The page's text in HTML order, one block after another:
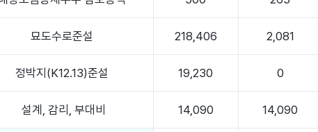
묘도수로준설 218,406 2,081
정박지(K12.13)준설 19,230 0
설계, 감리, 부대비 14,090 14,090